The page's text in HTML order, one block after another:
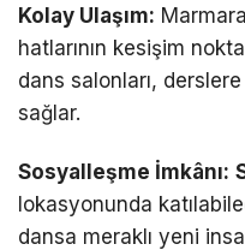
Kolay Ulaşım:
hatlarının kesişim
dans salonları,
sağlar.
Sosyalleşme İmkânı:
lokasyonunda
dansa meraklı yeni